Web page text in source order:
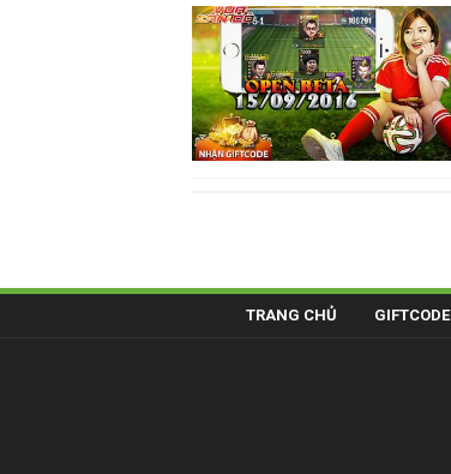
TRANG CHỦ GIFTCODE